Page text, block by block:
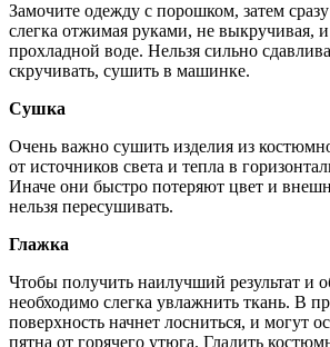
Замочите одежду с порошком, затем
слегка отжимая руками, не выкручивая,
прохладной воде. Нельзя сильно
скручивать, сушить в машинке.
Сушка
Очень важно сушить изделия из
от источников света и тепла в
Иначе они быстро потеряют цвет и
нельзя пересушивать.
Глажка
Чтобы получить наилучший результат и
необходимо слегка увлажнить ткань. В
поверхность начнет лосниться, и могут
пятна от горячего утюга. Гладить